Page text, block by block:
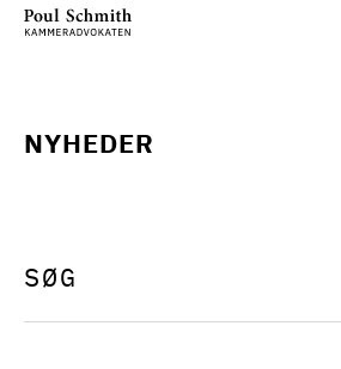
NYHEDER